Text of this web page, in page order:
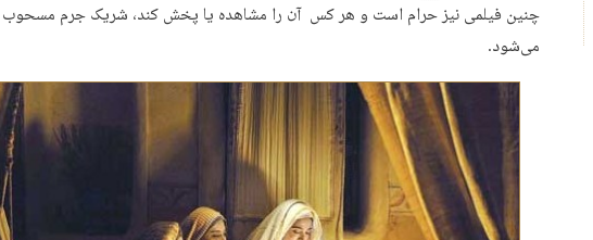
چنین فیلمی نیز حرام است و هر کس آن را مشاهده یا پخش کند، شریک جرم مسحوب
می‌شود.